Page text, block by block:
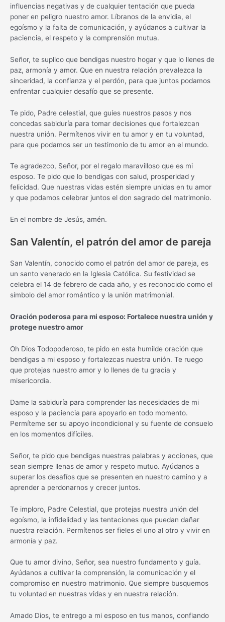
influencias negativas y de cualquier tentación que pueda
poner en peligro nuestro amor. Líbranos de la envidia, el
egoísmo y la falta de comunicación, y ayúdanos a cultivar la
paciencia, el respeto y la comprensión mutua.
Señor, te suplico que bendigas nuestro hogar y que lo llenes de
paz, armonía y amor. Que en nuestra relación prevalezca la
sinceridad, la confianza y el perdón, para que juntos podamos
enfrentar cualquier desafío que se presente.
Te pido, Padre celestial, que guíes nuestros pasos y nos
concedas sabiduría para tomar decisiones que fortalezcan
nuestra unión. Permítenos vivir en tu amor y en tu voluntad,
para que podamos ser un testimonio de tu amor en el mundo.
Te agradezco, Señor, por el regalo maravilloso que es mi
esposo. Te pido que lo bendigas con salud, prosperidad y
felicidad. Que nuestras vidas estén siempre unidas en tu amor
y que podamos celebrar juntos el don sagrado del matrimonio.
En el nombre de Jesús, amén.
San Valentín, el patrón del amor de pareja
San Valentín, conocido como el patrón del amor de pareja, es
un santo venerado en la Iglesia Católica. Su festividad se
celebra el 14 de febrero de cada año, y es reconocido como el
símbolo del amor romántico y la unión matrimonial.
Oración poderosa para mi esposo: Fortalece nuestra unión y
protege nuestro amor
Oh Dios Todopoderoso, te pido en esta humilde oración que
bendigas a mi esposo y fortalezcas nuestra unión. Te ruego
que protejas nuestro amor y lo llenes de tu gracia y
misericordia.
Dame la sabiduría para comprender las necesidades de mi
esposo y la paciencia para apoyarlo en todo momento.
Permíteme ser su apoyo incondicional y su fuente de consuelo
en los momentos difíciles.
Señor, te pido que bendigas nuestras palabras y acciones, que
sean siempre llenas de amor y respeto mutuo. Ayúdanos a
superar los desafíos que se presenten en nuestro camino y a
aprender a perdonarnos y crecer juntos.
Te imploro, Padre Celestial, que protejas nuestra unión del
egoísmo, la infidelidad y las tentaciones que puedan dañar
nuestra relación. Permítenos ser fieles el uno al otro y vivir en
armonía y paz.
Que tu amor divino, Señor, sea nuestro fundamento y guía.
Ayúdanos a cultivar la comprensión, la comunicación y el
compromiso en nuestro matrimonio. Que siempre busquemos
tu voluntad en nuestras vidas y en nuestra relación.
Amado Dios, te entrego a mi esposo en tus manos, confiando